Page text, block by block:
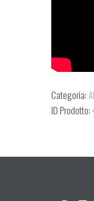
Categoria:
ID Prodotto: